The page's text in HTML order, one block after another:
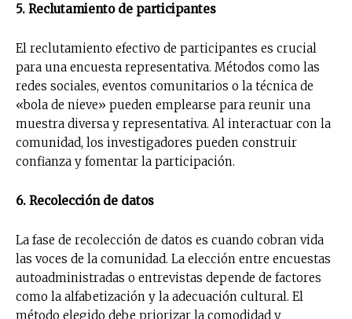
5. Reclutamiento de participantes
El reclutamiento efectivo de participantes es crucial
para una encuesta representativa. Métodos como las
redes sociales, eventos comunitarios o la técnica de
«bola de nieve» pueden emplearse para reunir una
muestra diversa y representativa. Al interactuar con la
comunidad, los investigadores pueden construir
confianza y fomentar la participación.
6. Recolección de datos
La fase de recolección de datos es cuando cobran vida
las voces de la comunidad. La elección entre encuestas
autoadministradas o entrevistas depende de factores
como la alfabetización y la adecuación cultural. El
método elegido debe priorizar la comodidad y